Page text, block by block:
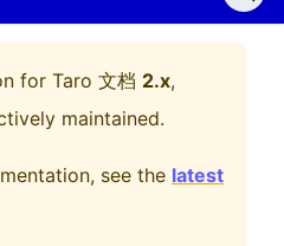
for Taro 文档 2.x,
maintained.
see the latest